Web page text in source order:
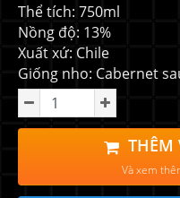
Thể tích: 750ml
Nồng độ: 13%
Xuất xứ: Chile
Giống nho: Cabernet
THÊM
Và xem